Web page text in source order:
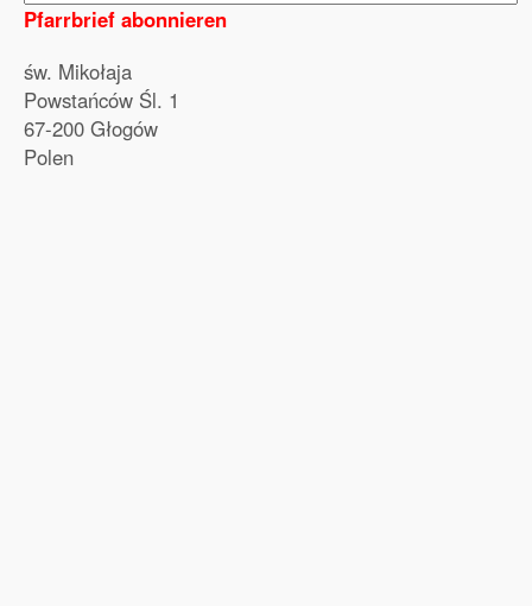
Pfarrbrief abonnieren
św. Mikołaja
Powstańców Śl. 1
67-200 Głogów
Polen